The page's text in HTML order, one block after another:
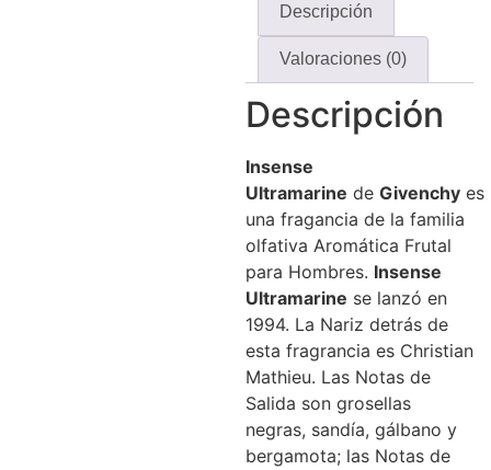
Descripción
Valoraciones (0)
Descripción
Insense
Ultramarine de Givenchy es
una fragancia de la familia
olfativa Aromática Frutal
para Hombres. Insense
Ultramarine se lanzó en
1994. La Nariz detrás de
esta fragrancia es Christian
Mathieu. Las Notas de
Salida son grosellas
negras, sandía, gálbano y
bergamota; las Notas de